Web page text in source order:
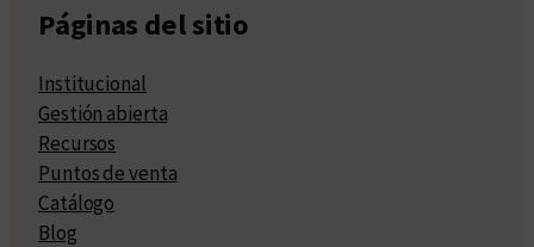
Páginas del sitio
Institucional
Gestión abierta
Recursos
Puntos de venta
Catálogo
Blog